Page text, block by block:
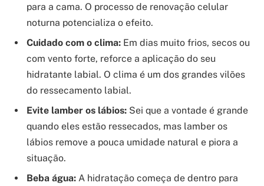
para a cama. O processo de renovação celular
noturna potencializa o efeito.
Cuidado com o clima: Em dias muito frios, secos ou
com vento forte, reforce a aplicação do seu
hidratante labial. O clima é um dos grandes vilões
do ressecamento labial.
Evite lamber os lábios: Sei que a vontade é grande
quando eles estão ressecados, mas lamber os
lábios remove a pouca umidade natural e piora a
situação.
Beba água: A hidratação começa de dentro para